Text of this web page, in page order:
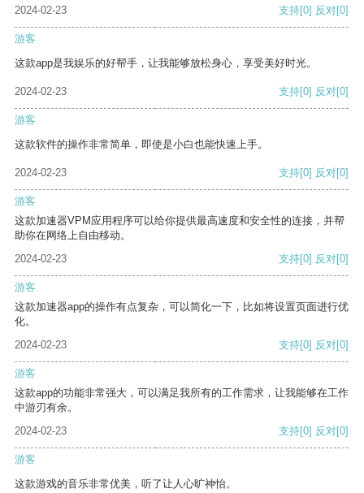
2024-02-23 支持[0] 反对[0]
游客
这款app是我娱乐的好帮手，让我能够放松身心，享受美好时光。
2024-02-23 支持[0] 反对[0]
游客
这款软件的操作非常简单，即使是小白也能快速上手。
2024-02-23 支持[0] 反对[0]
游客
这款加速器VPM应用程序可以给你提供最高速度和安全性的连接，并帮
助你在网络上自由移动。
2024-02-23
支持[0] 反对[0]
游客
这款加速器app的操作有点复杂，可以简化一下，比如将设置页面进行优
化。
2024-02-23
支持[0] 反对[0]
游客
这款app的功能非常强大，可以满足我所有的工作需求，让我能够在工作
中游刃有余。
2024-02-23
支持[0] 反对[0]
游客
这款游戏的音乐非常优美，听了让人心旷神怡。